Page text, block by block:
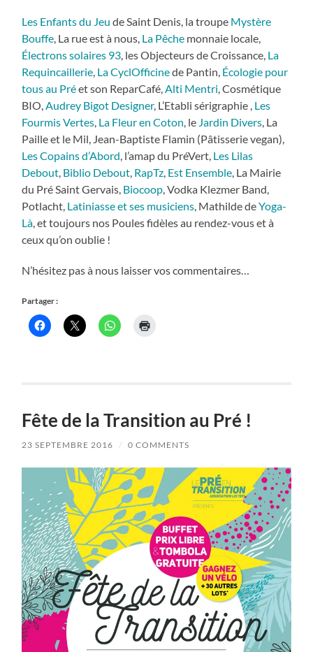
Les Enfants du Jeu de Saint Denis, la troupe Mystère
Bouffe, La rue est à nous, La Pêche monnaie locale,
Électrons solaires 93, les Objecteurs de Croissance, La
Requincaillerie, La CyclOfficinede Pantin, Écologie pour
tous au Préet son ReparCafé,Alti Mentri, Cosmétique
BIO,Audrey Bigot Designer, L’Etabli sérigraphie , Les
Fourmis Vertes, La Fleur en Coton, le Jardin Divers, La
Paille et le Mil, Jean-Baptiste Flamin (Pâtisserie vegan),
Les Copains d’Abord, l’amap du PréVert, Les Lilas
Debout, Biblio Debout, RapTz, Est Ensemble, La Mairie
du Pré Saint Gervais, Biocoop, Vodka Klezmer Band,
Potlacht, Latiniasse et ses musiciens, Mathilde deYoga-
Là, et toujours nos Poules fidèles au rendez-vous et à
ceux qu’on oublie !
N’hésitez pas à nous laisser vos commentaires…
Partager :
Fête de la Transition au Pré !
23 SEPTEMBRE 2016 / 0 COMMENTS